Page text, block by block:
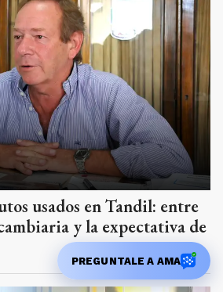
usados en Tandil: entre
y la expectativa de
PREGUNTALE A AMA